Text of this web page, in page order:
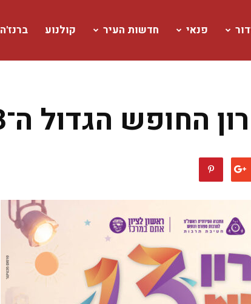
פנאי חדשות העיר קולנוע ברנז'ה
החופש הגדול ה־13